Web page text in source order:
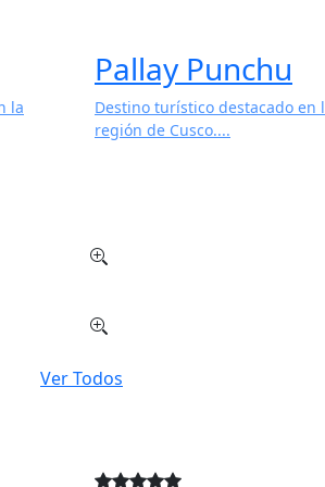
la
Pallay Punchu
Destino turístico destacado en
región de Cusco....
Ver Todos